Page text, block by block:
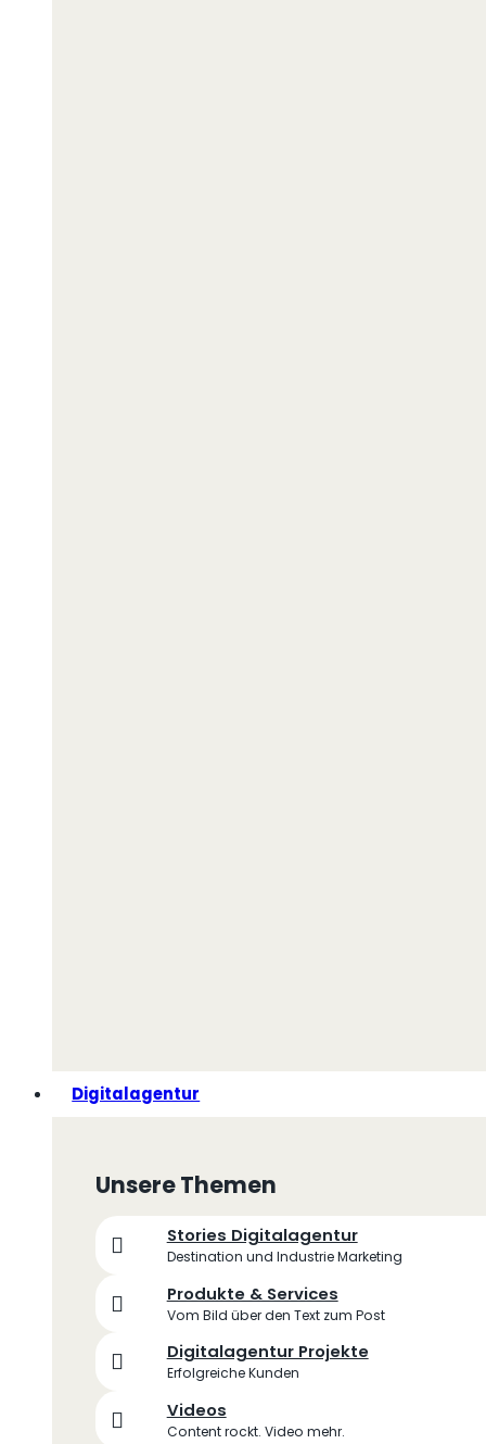
Digitalagentur
Unsere Themen
Stories Digitalagentur
Destination und Industrie Marketing
Produkte & Services
Vom Bild über den Text zum Post
Digitalagentur Projekte
Erfolgreiche Kunden
Videos
Content rockt. Video mehr.